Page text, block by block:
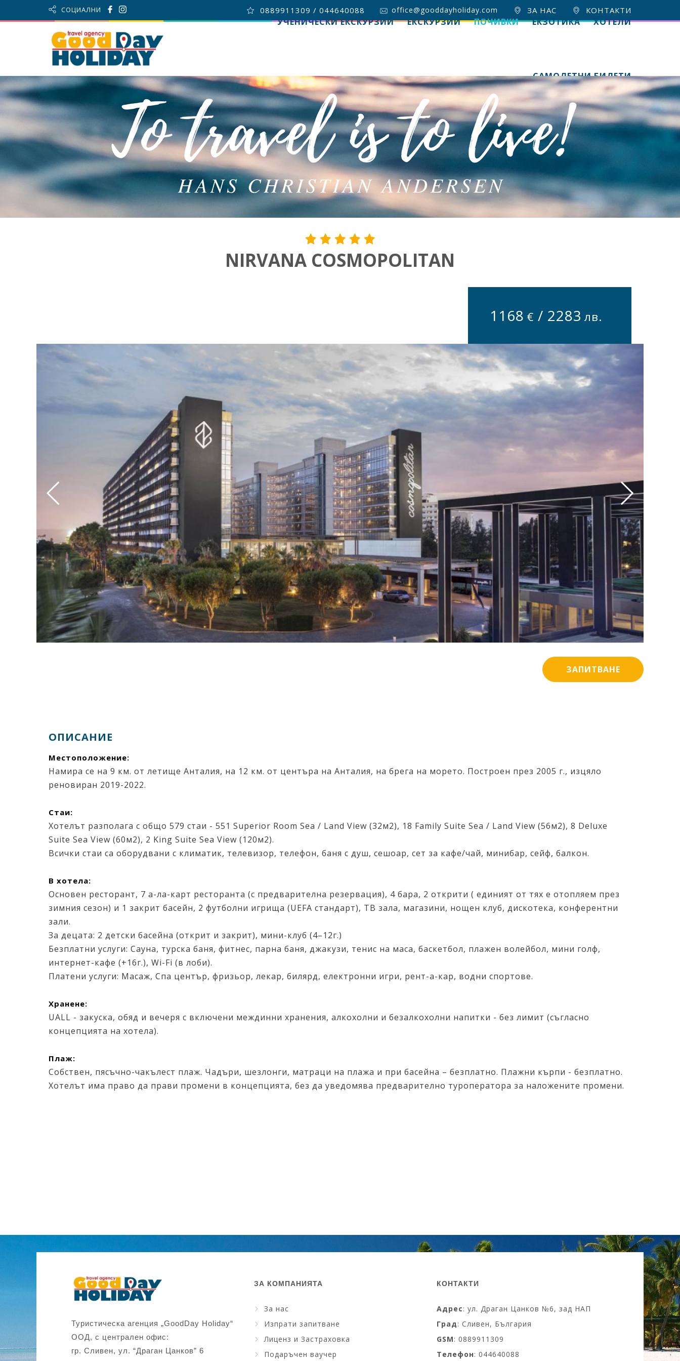
СОЦИАЛНИ 0889911309 / 044640088 office@gooddayholiday.com ЗА НАС КОНТАКТИ
УЧЕНИЧЕСКИ ЕКСКУРЗИИ ЕКСКУРЗИИ ПОЧИВКИ ЕКЗОТИКА ХОТЕЛИ
САМОЛЕТНИ БИЛЕТИ
NIRVANA COSMOPOLITAN
1168 € / 2283 лв.
ЗАПИТВАНЕ
ОПИСАНИЕ
Местоположение:
Намира се на 9 км. от летище Анталия, на 12 км. от центъра на Анталия, на брeгa на морето. Построен през 2005 г., изцяло
реновиран 2019-2022.
Стаи:
Хотелът разполага с общо 579 стаи - 551 Superior Room Sea / Land View (32м2), 18 Family Suite Sea / Land View (56м2), 8 Deluxe
Suite Sea View (60м2), 2 King Suite Sea View (120м2).
Всички стаи са оборудвани с климатик, телевизор, телефон, баня с душ, сешоар, сет за кафе/чай, минибар, сейф, балкон.
В хотела:
Основен ресторант, 7 a-лa-карт ресторанта (с предварителна резервация), 4 бара, 2 открити ( единият от тях е отопляем през
зимния сезон) и 1 закрит басейн, 2 футболни игрища (UEFA стандарт), ТВ зала, магазини, нощен клуб, дискотека, конферентни
зали.
За децата: 2 детски басейна (открит и закрит), мини-клуб (4–12г.)
Безплатни услуги: Сауна, турска баня, фитнес, парна баня, джакузи, тенис на маса, баскетбол, плажен волейбол, мини голф,
интернет-кафе (+16г.), Wi-Fi (в лоби).
Платени услуги: Масаж, Спа център, фризьор, лекар, билярд, електронни игри, рент-а-кар, водни спортове.
Хранене:
UALL - закуска, обяд и вечеря с включени междинни хранения, алкохолни и безалкохолни напитки - без лимит (съгласно
концепцията на хотела).
Плаж:
Собствен, пясъчно-чакълест плаж. Чадъри, шезлонги, матраци на плажа и при басейна – безплатно. Плажни кърпи - безплатно.
Хотелът има право да прави промени в концепцията, без да уведомява предварително туроператора за наложените промени.
Туристическа агенция „GoodDay Holiday“
ООД, с централен офис:
гр. Сливен, ул. “Драган Цанков” 6
ЗА КОМПАНИЯТА
За нас
Изпрати запитване
Лиценз и Застраховка
Подаръчен ваучер
КОНТАКТИ
Адрес: ул. Драган Цанков №6, зад НАП
Град: Сливен, България
GSM: 0889911309
Телефон: 044640088